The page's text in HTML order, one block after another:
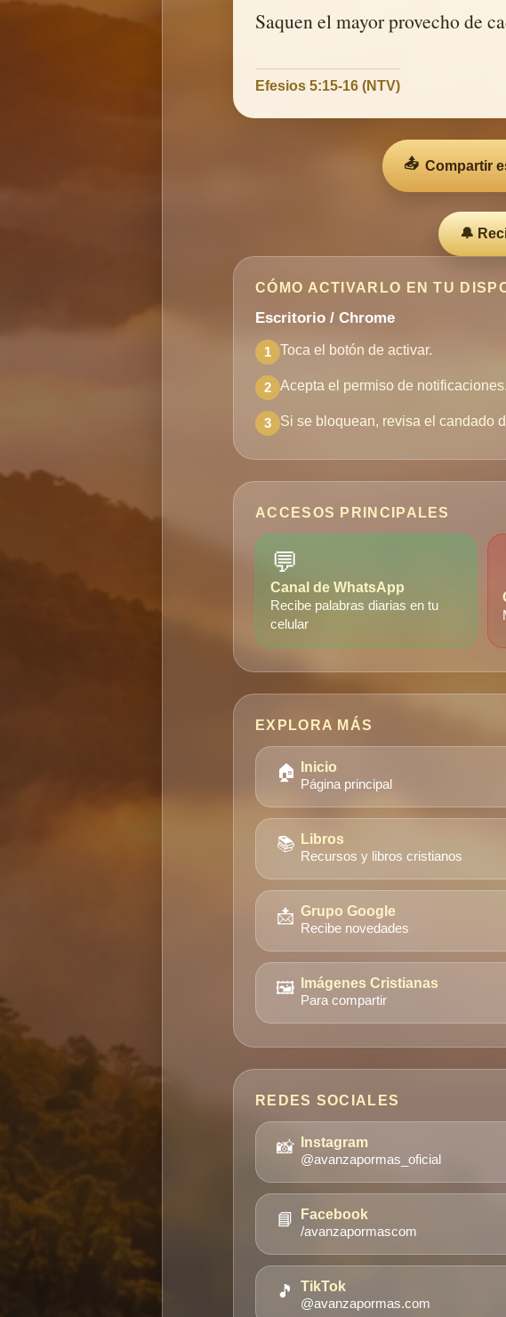
Saquen el mayor provecho de
Efesios 5:15-16 (NTV)
📤 Compartir
🔔
CÓMO ACTIVARLO EN TU
Escritorio / Chrome
1 Toca el botón de activar.
2 Acepta el permiso de notificaciones.
3 Si se bloquean, revisa el candado
ACCESOS PRINCIPALES
💬
Canal de WhatsApp
Recibe palabras diarias en tu
celular
EXPLORA MÁS
🏠 Inicio
Página principal
📚 Libros
Recursos y libros cristianos
📩 Grupo Google
Recibe novedades
🖼️ Imágenes Cristianas
Para compartir
REDES SOCIALES
📸 Instagram
@avanzapormas_oficial
📘 Facebook
/avanzapormascom
🎵 TikTok
@avanzapormas.com